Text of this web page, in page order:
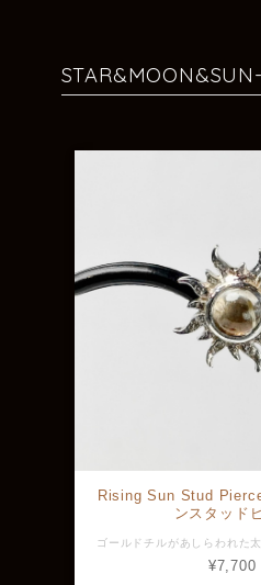
Rising Sun Stud
ンスタッド
¥7,700